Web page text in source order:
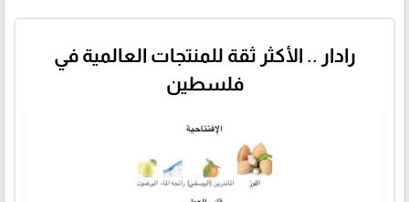
رادار .. الأكثر ثقة للمنتجات العالمية في
فلسطين